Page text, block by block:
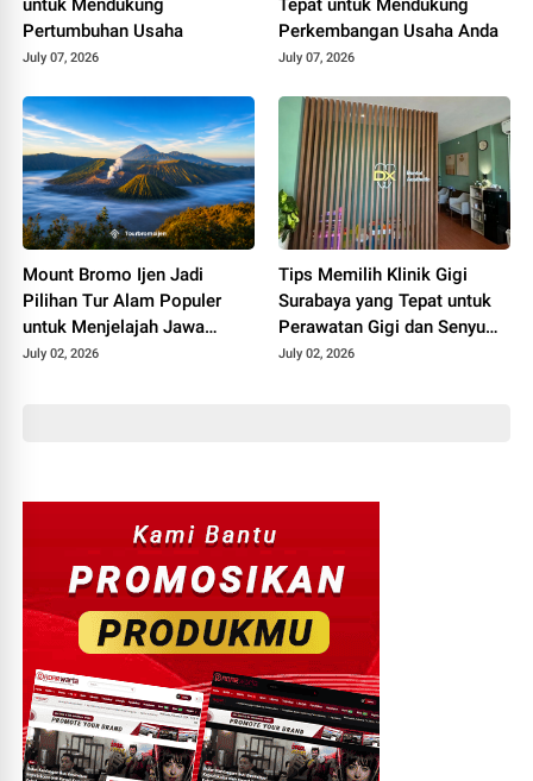
untuk Mendukung
Pertumbuhan Usaha
July 07, 2026
Tepat untuk Mendukung
Perkembangan Usaha Anda
July 07, 2026
Mount Bromo Ijen Jadi
Pilihan Tur Alam Populer
untuk Menjelajah Jawa
Timur
July 02, 2026
Tips Memilih Klinik Gigi
Surabaya yang Tepat untuk
Perawatan Gigi dan Senyum
Lebih Percaya Diri
July 02, 2026